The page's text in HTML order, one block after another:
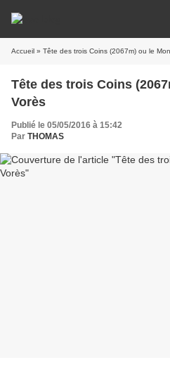
Accueil » Tête des trois Coins (2067m) ou le
Tête des trois Coins
Vorès
Publié le 05/05/2016 à 15:42
Par THOMAS